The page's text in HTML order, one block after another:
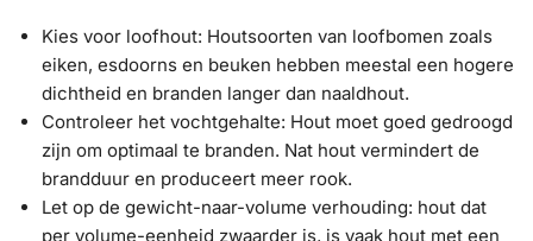
Kies voor loofhout: Houtsoorten van loofbomen zoals
eiken, esdoorns en beuken hebben meestal een hogere
dichtheid en branden langer dan naaldhout.
Controleer het vochtgehalte: Hout moet goed gedroogd
zijn om optimaal te branden. Nat hout vermindert de
brandduur en produceert meer rook.
Let op de gewicht-naar-volume verhouding: hout dat
per volume-eenheid zwaarder is, is vaak hout met een